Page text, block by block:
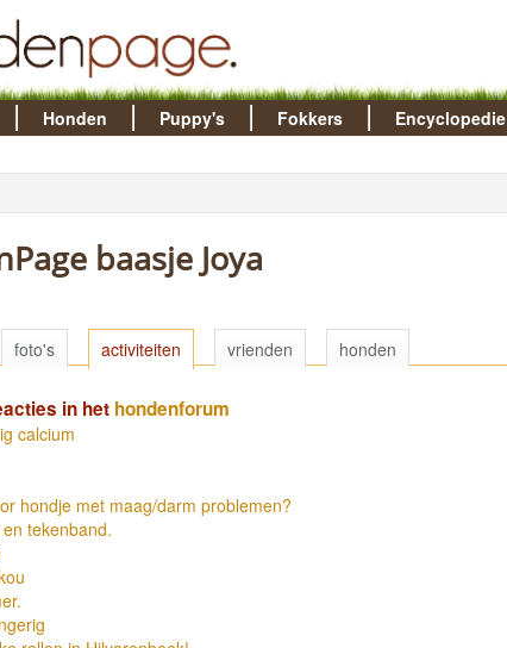
Honden Puppy's Fokkers Encyclopedie
baasje Joya
foto's activiteiten vrienden honden
in het hondenforum
calcium
hondje met maag/darm problemen?
tekenband.